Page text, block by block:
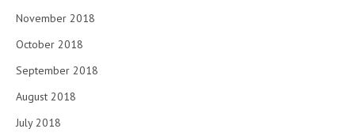
November 2018
October 2018
September 2018
August 2018
July 2018